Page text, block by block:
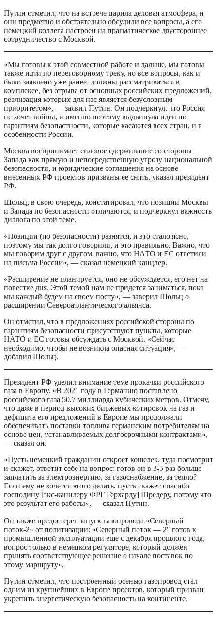
Путин отметил, что на встрече царила деловая атмосфера, и
они предметно и обстоятельно обсудили все вопросы, а его
немецкий коллега настроен на прагматическое двустороннее
сотрудничество с Москвой.
«Мы готовы к этой совместной работе и дальше, мы готовы
также идти по переговорному треку, но все вопросы, как и
было заявлено уже ранее, должны рассматриваться в
комплексе, без отрыва от основных российских предложений,
реализация которых для нас является безусловным
приоритетом», — заявил Путин. Он подчеркнул, что Россия
не хочет войны, и именно поэтому выдвинула идеи по
гарантиям безопастности, которые касаются всех стран, и в
особенности России.
Москва воспринимает силовое сдерживание со стороны
Запада как прямую и непосредственную угрозу национальной
безопасности, и юридические соглашения на основе
внесенных РФ проектов призваны ее снять, указал президент
РФ.
Шольц, в свою очередь, констатировал, что позиции Москвы
и Запада по безопасности отличаются, и подчеркнул важность
диалога по этой теме.
«Позиции (по безопасности) разнятся, и это стало ясно,
поэтому мы так долго говорили, и это правильно. Важно, что
мы говорим друг с другом, важно, что НАТО и ЕС ответили
на письма России», — сказал немецкий канцлер.
«Расширение не планируется, оно не обсуждается, его нет на
повестке дня. Этой темой нам не придется заниматься, пока
мы каждый будем на своем посту», — заверил Шольц о
расширении Североатлантического альянса.
Он отметил, что в предложениях российской стороны по
гарантиям безопасности присутствуют пункты, которые
НАТО и ЕС готовы обсуждать с Москвой. «Сейчас
необходимо, чтобы не возникла опасная ситуация», —
добавил Шольц.
Президент РФ уделил внимание теме прокачки российского
газа в Европу. «В 2021 году в Германию поставлено
российского газа 50,7 миллиарда кубических метров. Отмечу,
что даже в период высоких биржевых котировок на газ и
дефицита его предложений в Европе мы продолжали
обеспечивать поставки топлива германским потребителям на
основе цен, устанавливаемых долгосрочными контрактами»,
— сказал он.
«Пусть немецкий гражданин откроет кошелек, туда посмотрит
и скажет, ответит себе на вопрос: готов он в 3-5 раз больше
заплатить за электроэнергию, за газоснабжение, за тепло?
Если ему не хочется этого делать, пусть скажет спасибо
господину [экс-канцлеру ФРГ Герхарду] Шредеру, потому что
это результат его работы», — сказал Путин.
Он также предостерег запуск газопровода «Северный
поток-2» от политизации: «Северный поток — 2″ готов к
промышленной эксплуатации еще с декабря прошлого года,
вопрос только в немецком регуляторе, который должен
принять соответствующее решение о начале поставок по
этому маршруту».
Путин отметил, что построенный осенью газопровод стал
одним из крупнейших в Европе проектов, который призван
укрепить энергетическую безопасность на континенте.